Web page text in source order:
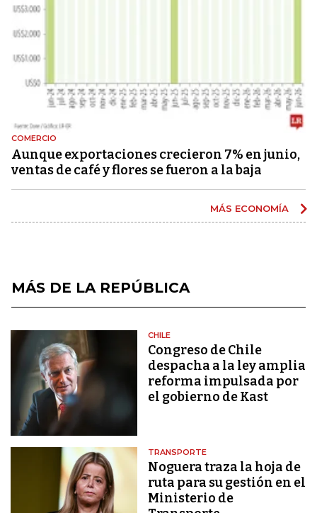
COMERCIO
Aunque exportaciones crecieron 7% en junio,
ventas de café y flores se fueron a la baja
MÁS ECONOMÍA
MÁS DE LA REPÚBLICA
CHILE
Congreso de Chile
despacha a la ley amplia
reforma impulsada por
el gobierno de Kast
TRANSPORTE
Noguera traza la hoja de
ruta para su gestión en el
Ministerio de